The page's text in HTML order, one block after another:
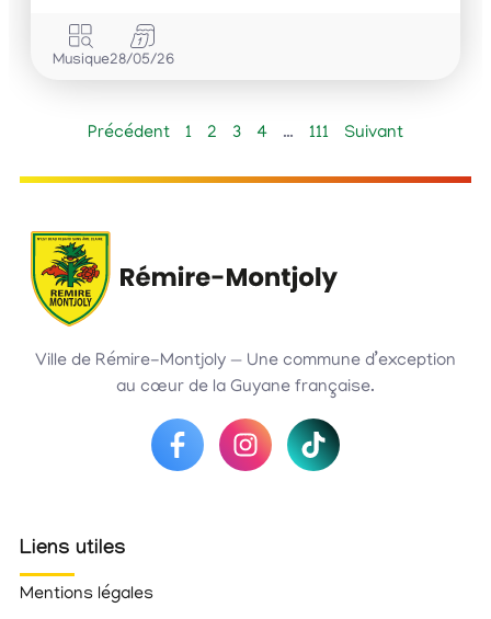
Musique28/05/26
Précédent 1 2 3 4 … 111 Suivant
Ville de Rémire-Montjoly — Une commune d’exception
au cœur de la Guyane française.
Liens utiles
Mentions légales